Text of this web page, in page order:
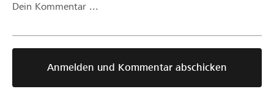
Dein Kommentar ...
Anmelden und Kommentar abschicken